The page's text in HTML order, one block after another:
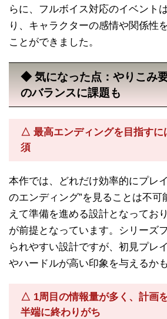
らに、フルボイス対応のイベント
り、キャラクターの感情や関係性
ことができました。
◆ 気になった点：やりこみ
のバランスに課題も
△ 最高エンディングを目指すに
須
本作では、どれだけ効率的にプレ
のエンディング”を見ることは不可
えて準備を進める設計となってお
が前提となっています。シリーズ
られやすい設計ですが、初見プレ
やハードルが高い印象を与えるか
△ 1周目の情報量が多く、計画
半端に終わりがち